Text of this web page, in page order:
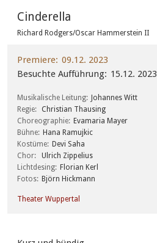
Cinderella
Richard Rodgers/Oscar Hammerstein II
Premiere 09.12. 2023
Besuchte Aufführung
15.12. 2023
Musikalische Leitung
Johannes Witt
Regie
Christian Thausing
Choreographie
Evamaria Mayer
Bühne
Hana Ramujkic
Kostüme
Devi Saha
Chor
Ulrich Zippelius
Lichtdesing
Florian Kerl
Fotos
Björn Hickmann
Theater Wuppertal